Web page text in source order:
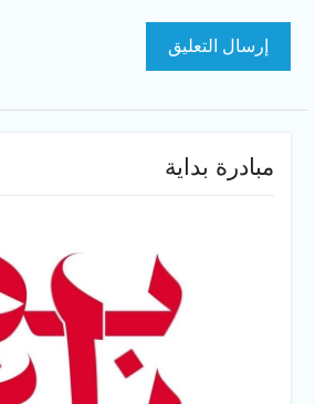
مبادرة بداية